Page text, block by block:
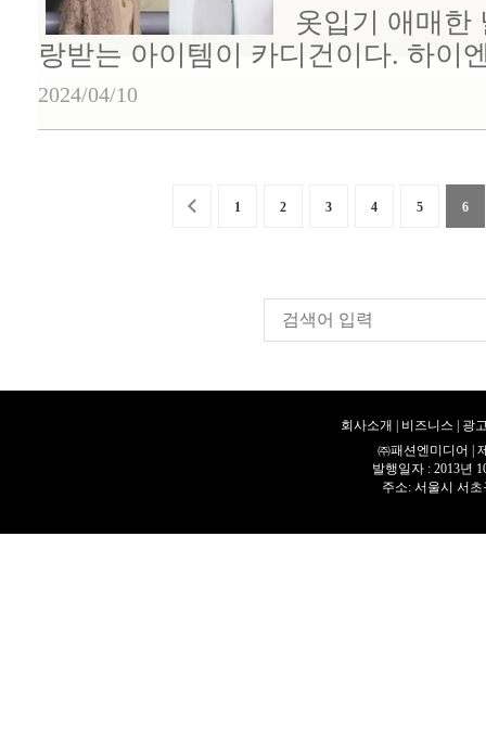
옷입기 애매한
랑받는 아이템이 카디건이다. 하이
2024/04/10
1 2 3 4 5 6
회사소개 | 비즈니스 | 광
㈜패션엔미디어 |
발행일자 : 2013년
주소: 서울시 서초